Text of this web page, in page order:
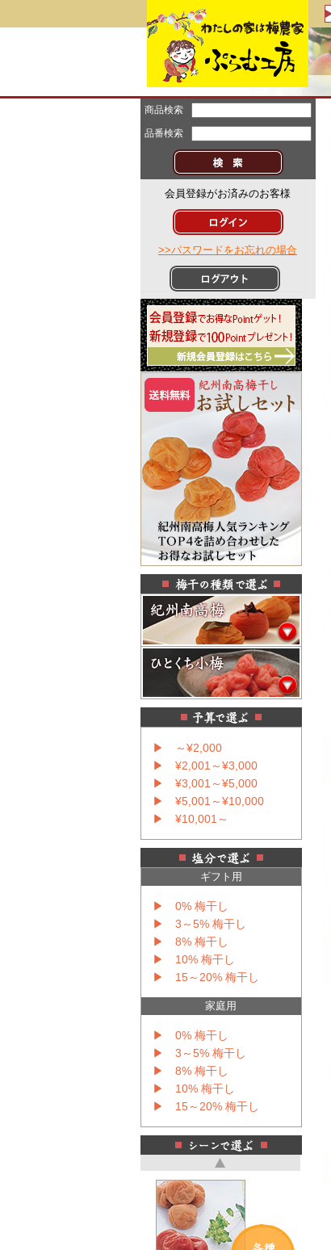
商品検索
品番検索
会員登録がお済みのお客様
>>パスワードをお忘れの場合
▶ ～¥2,000
▶ ¥2,001～¥3,000
▶ ¥3,001～¥5,000
▶ ¥5,001～¥10,000
▶ ¥10,001～
ギフト用
▶ 0% 梅干し
▶ 3～5% 梅干し
▶ 8% 梅干し
▶ 10% 梅干し
▶ 15～20% 梅干し
家庭用
▶ 0% 梅干し
▶ 3～5% 梅干し
▶ 8% 梅干し
▶ 10% 梅干し
▶ 15～20% 梅干し